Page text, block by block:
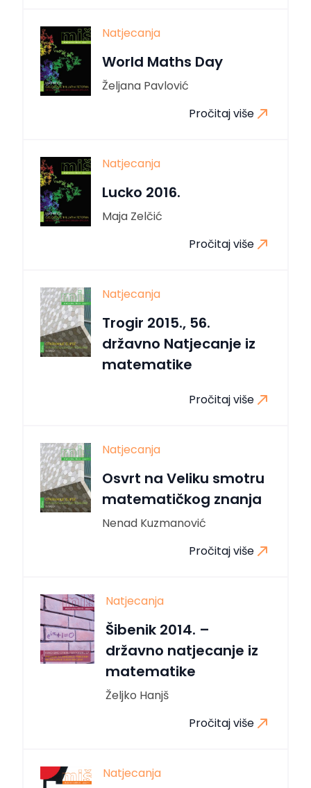
Natjecanja
World Maths Day
Željana Pavlović
Pročitaj više
Natjecanja
Lucko 2016.
Maja Zelčić
Pročitaj više
Natjecanja
Trogir 2015., 56.
državno Natjecanje iz
matematike
Pročitaj više
Natjecanja
Osvrt na Veliku smotru
matematičkog znanja
Nenad Kuzmanović
Pročitaj više
Natjecanja
Šibenik 2014. –
državno natjecanje iz
matematike
Željko Hanjš
Pročitaj više
Natjecanja